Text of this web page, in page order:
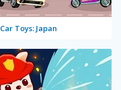
Car Toys: Japan